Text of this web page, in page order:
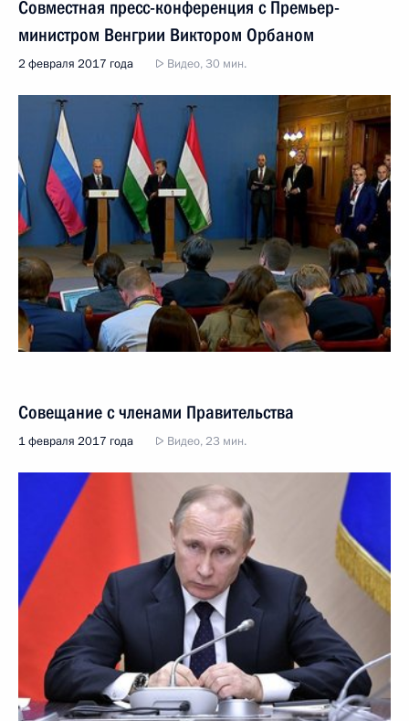
Совместная пресс-конференция с Премьер-
министром Венгрии Виктором Орбаном
2 февраля 2017 года Видео, 30 мин.
Совещание с членами Правительства
1 февраля 2017 года Видео, 23 мин.